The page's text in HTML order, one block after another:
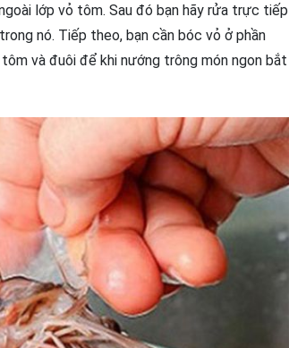
lớp vỏ tôm. Sau đó bạn hãy rửa trực tiếp
nó. Tiếp theo, bạn cần bóc vỏ ở phần
và đuôi để khi nướng trông món ngon bắt